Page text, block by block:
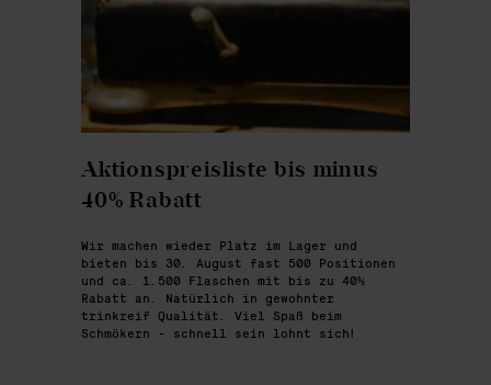
Aktionspreisliste bis minus
40% Rabatt
Wir machen wieder Platz im Lager und
bieten bis 30. August fast 500 Positionen
und ca. 1.500 Flaschen mit bis zu 40%
Rabatt an. Natürlich in gewohnter
trinkreif Qualität. Viel Spaß beim
Schmökern - schnell sein lohnt sich!